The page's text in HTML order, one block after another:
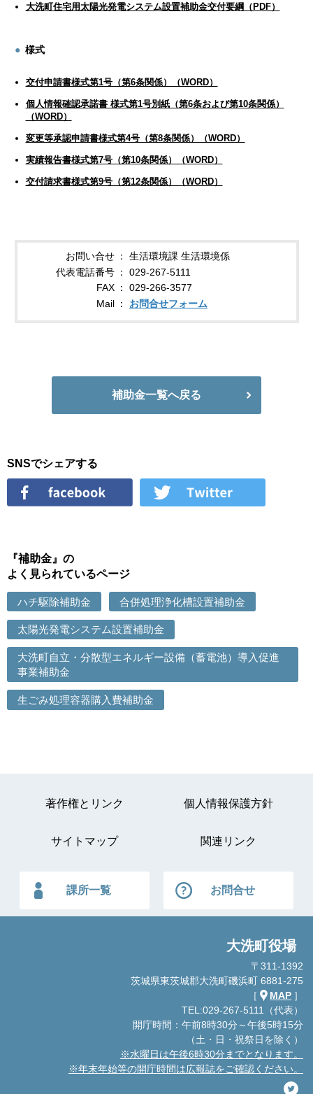
大洗町住宅用太陽光発電システム設置補助金交付要綱（PDF）
様式
交付申請書様式第1号（第6条関係）（WORD）
個人情報確認承諾書 様式第1号別紙（第6条および第10条関係）
（WORD）
変更等承認申請書様式第4号（第8条関係）（WORD）
実績報告書様式第7号（第10条関係）（WORD）
交付請求書様式第9号（第12条関係）（WORD）
お問い合せ
生活環境課 生活環境係
代表電話番号
029-267-5111
FAX
029-266-3577
Mail
お問合せフォーム
補助金一覧へ戻る
SNSでシェアする
『補助金』の
よく見られているページ
ハチ駆除補助金 合併処理浄化槽設置補助金
太陽光発電システム設置補助金
大洗町自立・分散型エネルギー設備（蓄電池）導入促進
事業補助金
生ごみ処理容器購入費補助金
著作権とリンク 個人情報保護方針
サイトマップ 関連リンク
課所一覧 お問合せ
大洗町役場
〒311-1392
茨城県東茨城郡大洗町磯浜町 6881-275
［
MAP ］
TEL:029-267-5111（代表）
開庁時間：午前8時30分～午後5時15分
（土・日・祝祭日を除く）
※水曜日は午後6時30分までとなります。
※年末年始等の開庁時間は広報誌をご確認ください。